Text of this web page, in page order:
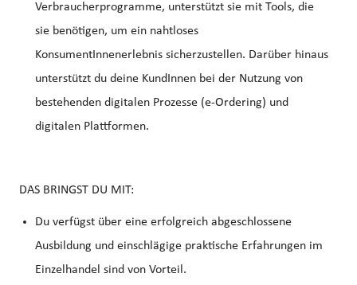
Verbraucherprogramme, unterstützt sie mit Tools, die
sie benötigen, um ein nahtloses
KonsumentInnenerlebnis sicherzustellen. Darüber hinaus
unterstützt du deine KundInnen bei der Nutzung von
bestehenden digitalen Prozesse (e-Ordering) und
digitalen Plattformen.
DAS BRINGST DU MIT:
Du verfügst über eine erfolgreich abgeschlossene
Ausbildung und einschlägige praktische Erfahrungen im
Einzelhandel sind von Vorteil.